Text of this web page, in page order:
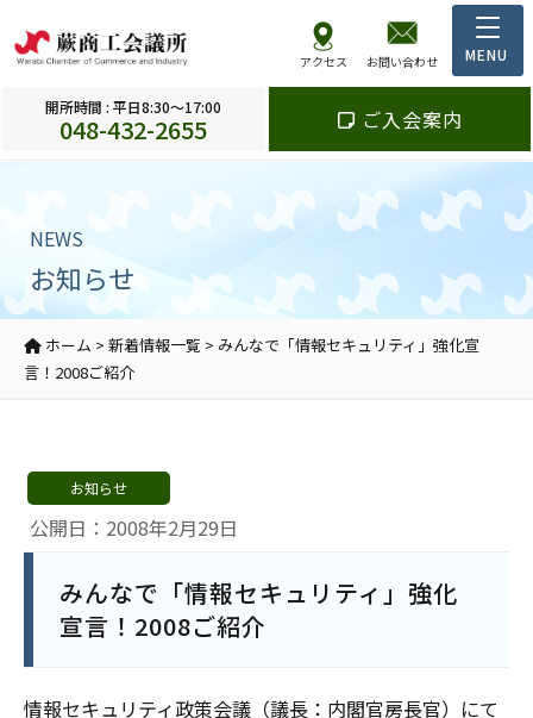
アクセス お問い合わせ
開所時間 : 平日8:30～17:00
048-432-2655 ご入会案内
NEWS
お知らせ
ホーム > 新着情報一覧 > みんなで「情報セキュリティ」強化宣
言！2008ご紹介
公開日：2008年2月29日
お知らせ
みんなで「情報セキュリティ」強化
宣言！2008ご紹介
情報セキュリティ政策会議（議長：内閣官房長官）にて